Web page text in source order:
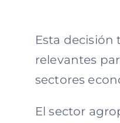
Esta decisión
relevantes
sectores
El sector